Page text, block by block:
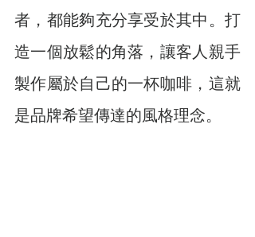
者，都能夠充分享受於其中。打
造一個放鬆的角落，讓客人親手
製作屬於自己的一杯咖啡，這就
是品牌希望傳達的風格理念。